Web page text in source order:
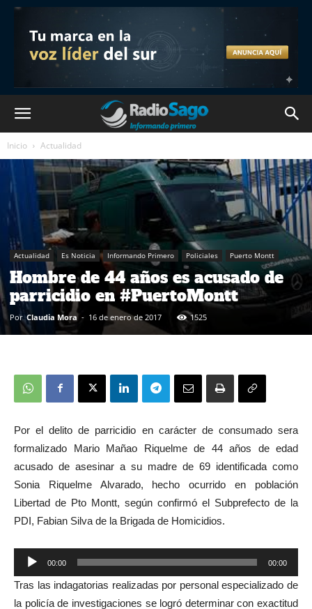
Inicio Actualidad
Actualidad Es Noticia Informando Primero Policiales Puerto Montt
Hombre de 44 años es acusado de
parricidio en #PuertoMontt
Por Claudia Mora - 16 de enero de 2017 1525
Por el delito de parricidio en carácter de consumado sera
formalizado Mario Mañao Riquelme de 44 años de edad
acusado de asesinar a su madre de 69 identificada como
Sonia Riquelme Alvarado, hecho ocurrido en población
Libertad de Pto Montt, según confirmó el Subprefecto de la
PDI, Fabian Silva de la Brigada de Homicidios.
Reproductor
de
00:00 00:00
Tras las indagatorias realizadas por personal especializado de
la policía de investigaciones se logró determinar con exactitud